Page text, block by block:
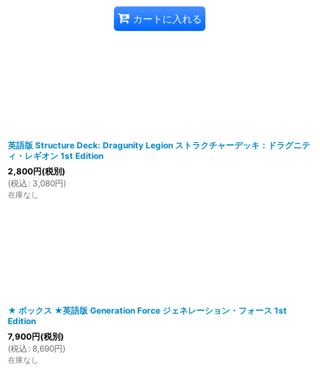
カートに入れる
英語版 Structure Deck: Dragunity Legion ストラクチャーデッキ：ドラグニテ
ィ・レギオン 1st Edition
2,800円(税別)
(税込 : 3,080円)
在庫なし
★ ボックス ★英語版 Generation Force ジェネレーション・フォース 1st
Edition
7,900円(税別)
(税込 : 8,690円)
在庫なし